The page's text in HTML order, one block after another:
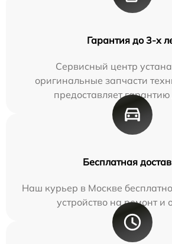
Гарантия до 3-х
Сервисный центр
оригинальные запчасти
предоставляет гарантию
Бесплатная
Наш курьер в Москве
устройство на ремонт и